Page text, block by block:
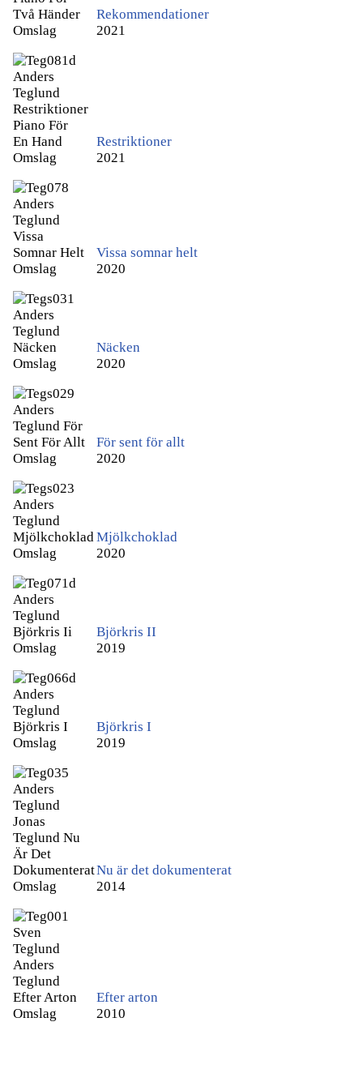
Rekommendationer
2021
Restriktioner
2021
Vissa somnar helt
2020
Näcken
2020
För sent för allt
2020
Mjölkchoklad
2020
Björkris II
2019
Björkris I
2019
Nu är det dokumenterat
2014
Efter arton
2010